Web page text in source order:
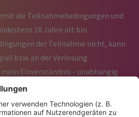
die Teilnahmebedingungen und
18 Jahre alt bin.
der Teilnahme nicht, kann
bzw. an der Verlosung
Einverständnis - unabhängig
widerrufen.
dass meine Daten im